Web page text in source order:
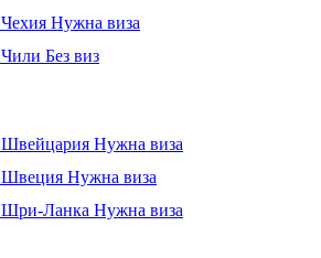
Чехия Нужна виза
Чили Без виз
Швейцария Нужна виза
Швеция Нужна виза
Шри-Ланка Нужна виза